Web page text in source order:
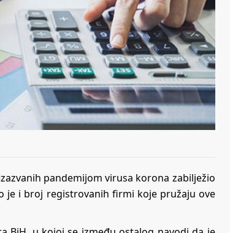
pandemijom virusa korona zabilježio
je i broj registrovanih firmi koje pružaju ove